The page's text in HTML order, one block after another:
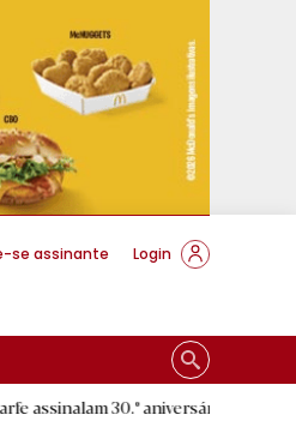
se assinante Login
aniversário em setembro